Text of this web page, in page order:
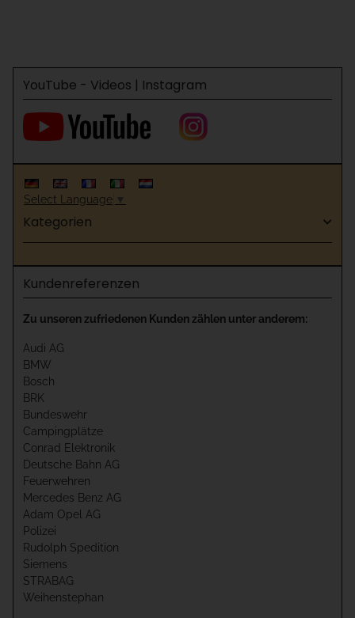
YouTube - Videos | Instagram
Select Language ▼
Kategorien
Kundenreferenzen
Zu unseren zufriedenen Kunden zählen unter anderem:
Audi AG
BMW
Bosch
BRK
Bundeswehr
Campingplätze
Conrad Elektronik
Deutsche Bahn AG
Feuerwehren
Mercedes Benz AG
Adam Opel AG
Polizei
Rudolph Spedition
Siemens
STRABAG
Weihenstephan